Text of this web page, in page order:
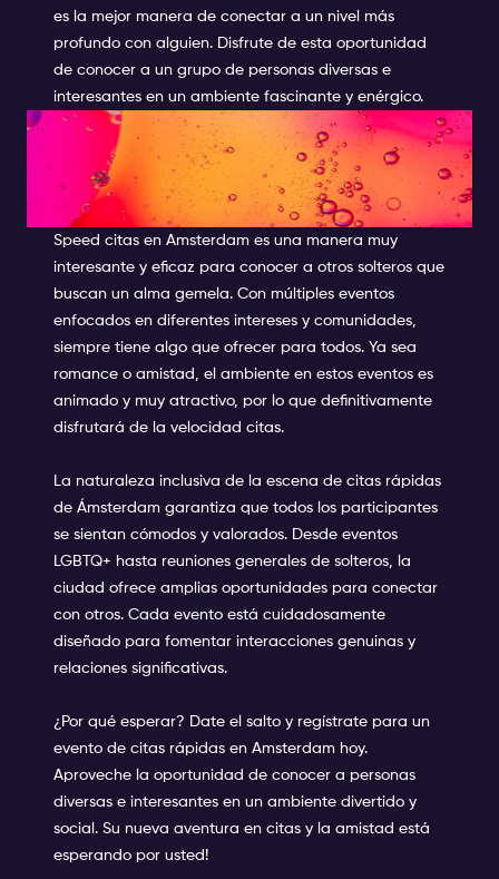
es la mejor manera de conectar a un nivel más
profundo con alguien. Disfrute de esta oportunidad
de conocer a un grupo de personas diversas e
interesantes en un ambiente fascinante y enérgico.
ABRAZA LA EXPERIENCIA: TU
AVENTURA DE CITAS DE
VELOCIDAD TE ESPERA
Speed citas en Amsterdam es una manera muy
interesante y eficaz para conocer a otros solteros que
buscan un alma gemela. Con múltiples eventos
enfocados en diferentes intereses y comunidades,
siempre tiene algo que ofrecer para todos. Ya sea
romance o amistad, el ambiente en estos eventos es
animado y muy atractivo, por lo que definitivamente
disfrutará de la velocidad citas.
La naturaleza inclusiva de la escena de citas rápidas
de Ámsterdam garantiza que todos los participantes
se sientan cómodos y valorados. Desde eventos
LGBTQ+ hasta reuniones generales de solteros, la
ciudad ofrece amplias oportunidades para conectar
con otros. Cada evento está cuidadosamente
diseñado para fomentar interacciones genuinas y
relaciones significativas.
¿Por qué esperar? Date el salto y regístrate para un
evento de citas rápidas en Amsterdam hoy.
Aproveche la oportunidad de conocer a personas
diversas e interesantes en un ambiente divertido y
social. Su nueva aventura en citas y la amistad está
esperando por usted!